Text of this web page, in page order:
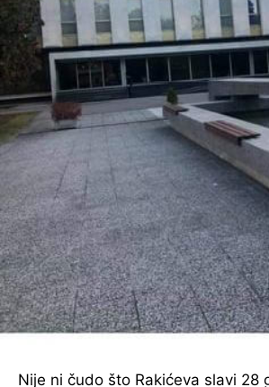
Nije ni čudo što Rakićeva slavi 28